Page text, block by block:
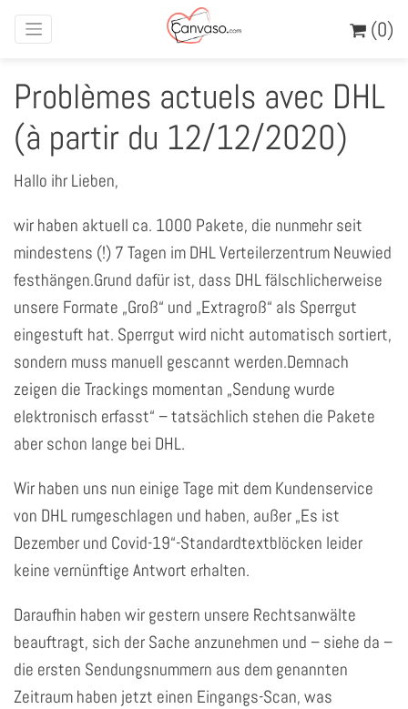
(0)
Problèmes actuels avec DHL
(à partir du 12/12/2020)
Hallo ihr Lieben,
wir haben aktuell ca. 1000 Pakete, die nunmehr seit
mindestens (!) 7 Tagen im DHL Verteilerzentrum Neuwied
festhängen.Grund dafür ist, dass DHL fälschlicherweise
unsere Formate „Groß“ und „Extragroß“ als Sperrgut
eingestuft hat. Sperrgut wird nicht automatisch sortiert,
sondern muss manuell gescannt werden.Demnach
zeigen die Trackings momentan „Sendung wurde
elektronisch erfasst“ – tatsächlich stehen die Pakete
aber schon lange bei DHL.
Wir haben uns nun einige Tage mit dem Kundenservice
von DHL rumgeschlagen und haben, außer „Es ist
Dezember und Covid-19“-Standardtextblöcken leider
keine vernünftige Antwort erhalten.
Daraufhin haben wir gestern unsere Rechtsanwälte
beauftragt, sich der Sache anzunehmen und – siehe da –
die ersten Sendungsnummern aus dem genannten
Zeitraum haben jetzt einen Eingangs-Scan, was